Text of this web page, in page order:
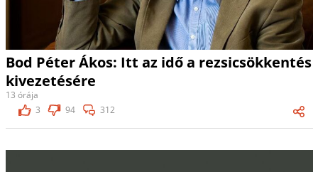
Bod Péter Ákos: Itt az idő a rezsicsökkentés
kivezetésére
13 órája
3
94 312